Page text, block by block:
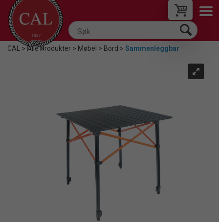
CAL >Alle Produkter>Møbel >Bord>Sammenleggbar